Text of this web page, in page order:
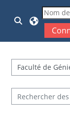
Passer au contenu
Activer/
Catégories de
Rechercher des